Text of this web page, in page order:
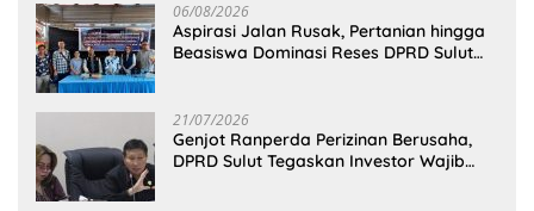
06/08/2026
Aspirasi Jalan Rusak, Pertanian hingga
Beasiswa Dominasi Reses DPRD Sulut
21/07/2026
Genjot Ranperda Perizinan Berusaha,
DPRD Sulut Tegaskan Investor Wajib